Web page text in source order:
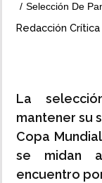
Selección De
Redacción Crítica
La
mantener su
Copa
se midan
encuentro